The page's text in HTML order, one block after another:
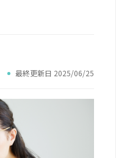
最終更新日 2025/06/25